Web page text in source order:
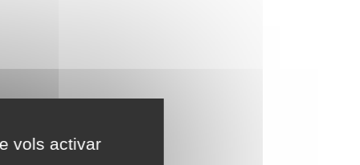
vols activar